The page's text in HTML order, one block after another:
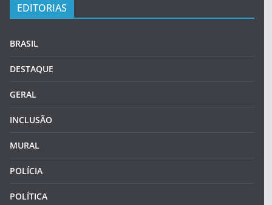
EDITORIAS
BRASIL
DESTAQUE
GERAL
INCLUSÃO
MURAL
POLÍCIA
POLÍTICA